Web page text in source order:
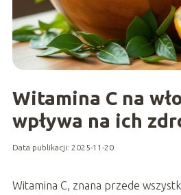
Witamina C na
wpływa na ich
Data publikacji: 2025-11-20
Witamina C, znana przede